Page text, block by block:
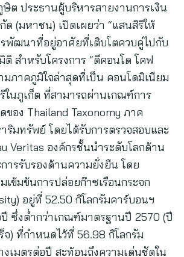
ต ประธานผู้บริหารสายงานการเงิน
(มหาชน) เปิดเผยว่า “แสนสิริให้
พัฒนาที่อยู่อาศัยที่เติบโตควบคู่ไปกับ
สำหรับโครงการ “ดีคอนโด โคฟ
มภาคภูมิใจล่าสุดที่เป็น คอนโดมิเนียม
ในภูเก็ต ที่สามารถผ่านเกณฑ์การ
ของ Thailand Taxonomy ภาค
ริมทรัพย์ โดยได้รับการตรวจสอบและ
Veritas องค์กรชั้นนำระดับโลกด้าน
ารรับรองด้านความยั่งยืน โดย
เข้มข้นการปล่อยก๊าซเรือนกระจก
อยู่ที่ 52.50 กิโลกรัมคาร์บอนฯ
ปี ซึ่งต่ำกว่าเกณฑ์มาตรฐานปี 2570 (ปี
จ) ที่กำหนดไว้ที่ 56.98 กิโลกรัม
เมตรต่อปี สะท้อนถึงความเด่นชัดใน